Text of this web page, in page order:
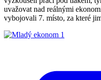
uvažovat nad reálnými
vybojovali 7. místo, za které